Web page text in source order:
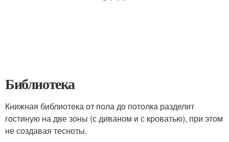
Библиотека
Книжная библиотека от пола до потолка разделит
гостиную на две зоны (с диваном и с кроватью), при этом
не создавая тесноты.